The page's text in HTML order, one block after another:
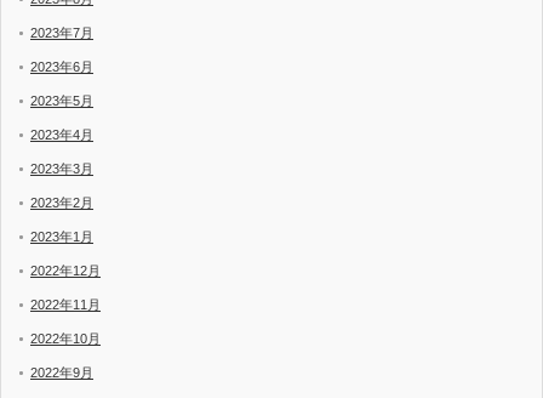
2023年7月
2023年6月
2023年5月
2023年4月
2023年3月
2023年2月
2023年1月
2022年12月
2022年11月
2022年10月
2022年9月